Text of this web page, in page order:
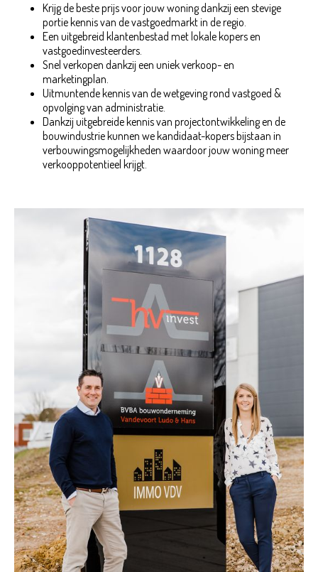
Krijg de beste prijs voor jouw woning dankzij een stevige
portie kennis van de vastgoedmarkt in de regio.
Een uitgebreid klantenbestad met lokale kopers en
vastgoedinvesteerders.
Snel verkopen dankzij een uniek verkoop- en
marketingplan.
Uitmuntende kennis van de wetgeving rond vastgoed &
opvolging van administratie.
Dankzij uitgebreide kennis van projectontwikkeling en de
bouwindustrie kunnen we kandidaat-kopers bijstaan in
verbouwingsmogelijkheden waardoor jouw woning meer
verkooppotentieel krijgt.